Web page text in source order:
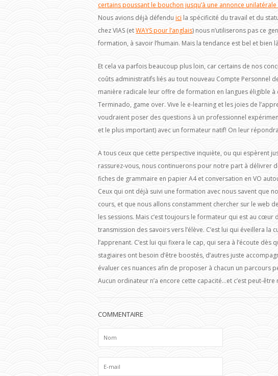
certains poussant le bouchon jusqu’à une annonce
Nous avions déjà défendu ici la spécificité du travail et du
chez VIAS (etWAYS pour l’anglais) nous n’utiliserons pas ce
formation, à savoir l’humain. Mais la tendance est bel et bien
Et cela va parfois beaucoup plus loin, car certains de nos
coûts administratifs liés au tout nouveau Compte Personnel
manière radicale leur offre de formation en langues éligible à
Terminado, game over. Vive le e-learning et les joies de
voudraient poser des questions à un professionnel
et le plus important) avec un formateur natif! On leur
A tous ceux que cette perspective inquiète, ou qui espèrent
rassurez-vous, nous continuerons pour notre part à délivrer
fiches de grammaire en papier A4 et conversation en VO
Ceux qui ont déjà suivi une formation avec nous savent que
cours, et que nous allons constamment chercher sur le web
les sessions. Mais c’est toujours le formateur qui est au
transmission des savoirs vers l’élève. C’est lui qui éveillera
l’apprenant. C’est lui qui fixera le cap, qui sera à l’écoute
stagiaires ont besoin d’être boostés, d’autres juste
évaluer ces nuances afin de proposer à chacun un parcours
Aucun ordinateur n’a encore cette capacité…et c’est peut-être
COMMENTAIRE